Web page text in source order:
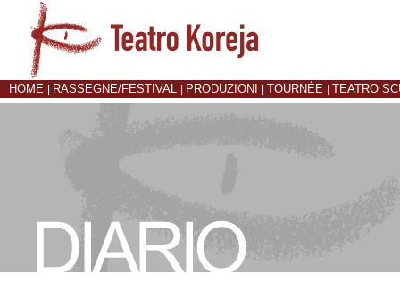
HOME RASSEGNE/FESTIVAL PRODUZIONI TOURNÉE TEATRO